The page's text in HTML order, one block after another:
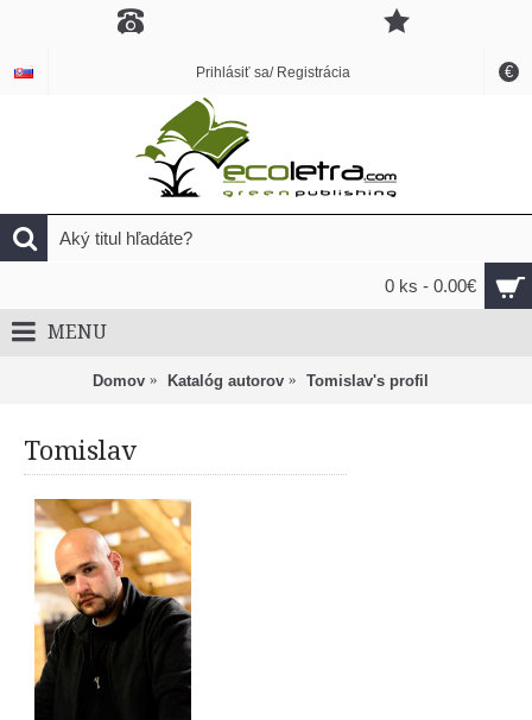
€
Prihlásiť sa/ Registrácia
0 ks - 0.00€
MENU
Domov Katalóg autorov Tomislav's profil
Tomislav